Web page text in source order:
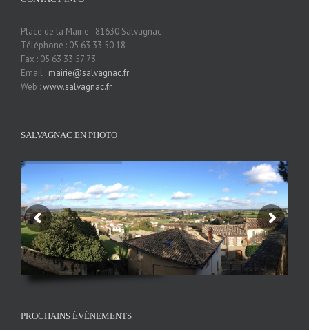
Place de la Mairie - 81630 Salvagnac
Téléphone : 05 63 33 50 18
Fax : 05 63 33 57 73
Email : mairie@salvagnac.fr
Web :www.salvagnac.fr
SALVAGNAC EN PHOTO
PROCHAINS ÉVÉNEMENTS